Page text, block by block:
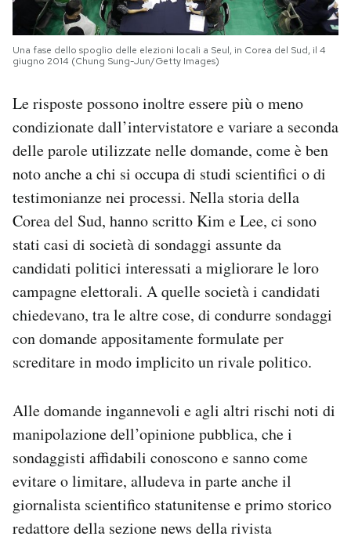
Una fase dello spoglio delle elezioni locali a Seul, in Corea del Sud, il 4
giugno 2014 (Chung Sung-Jun/Getty Images)
Le risposte possono inoltre essere più o meno
condizionate dall’intervistatore e variare a seconda
delle parole utilizzate nelle domande, come è ben
noto anche a chi si occupa di studi scientifici o di
testimonianze nei processi. Nella storia della
Corea del Sud, hanno scritto Kim e Lee, ci sono
stati casi di società di sondaggi assunte da
candidati politici interessati a migliorare le loro
campagne elettorali. A quelle società i candidati
chiedevano, tra le altre cose, di condurre sondaggi
con domande appositamente formulate per
screditare in modo implicito un rivale politico.
Alle domande ingannevoli e agli altri rischi noti di
manipolazione dell’opinione pubblica, che i
sondaggisti affidabili conoscono e sanno come
evitare o limitare, alludeva in parte anche il
giornalista scientifico statunitense e primo storico
redattore della sezione news della rivista